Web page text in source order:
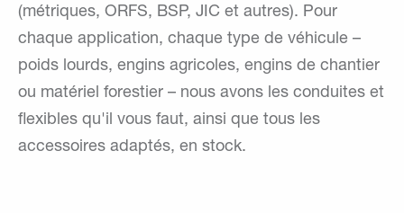
(métriques, ORFS, BSP, JIC et autres). Pour
chaque application, chaque type de véhicule –
poids lourds, engins agricoles, engins de chantier
ou matériel forestier – nous avons les conduites et
flexibles qu'il vous faut, ainsi que tous les
accessoires adaptés, en stock.